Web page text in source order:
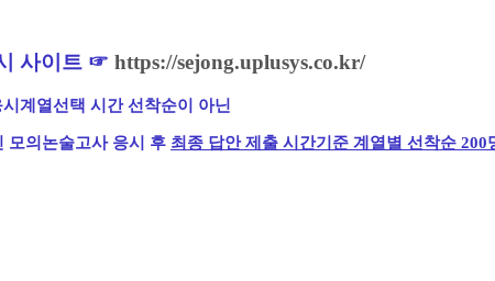
사이트 ☞ https://sejong.uplusys.co.kr/
계열선택 시간 선착순이 아닌
의논술고사 응시 후 최종 답안 제출 시간기준 계열별 선착순 200